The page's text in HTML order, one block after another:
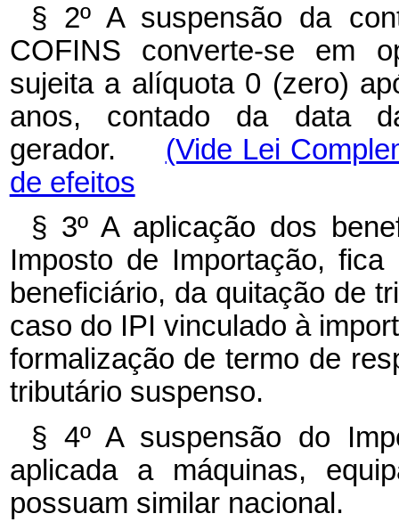
§ 2º A suspensão da
COFINS converte-se em
sujeita a alíquota 0 (zero)
anos, contado da data
gerador. (Vide Lei
de efeitos
§ 3º A aplicação dos
Imposto de Importação,
beneficiário, da quitação de
caso do IPI vinculado à
formalização de termo de
tributário suspenso.
§ 4º A suspensão do
aplicada a máquinas,
possuam similar nacional.